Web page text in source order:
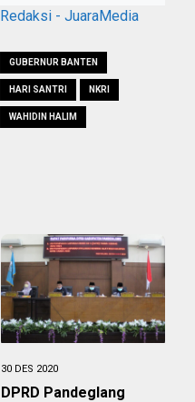
Redaksi - JuaraMedia
GUBERNUR BANTEN
HARI SANTRI NKRI
WAHIDIN HALIM
30 DES 2020
DPRD Pandeglang